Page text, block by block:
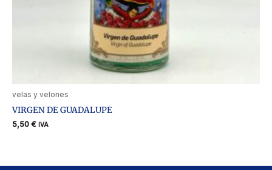
velas y velones
VIRGEN DE GUADALUPE
5,50 € IVA